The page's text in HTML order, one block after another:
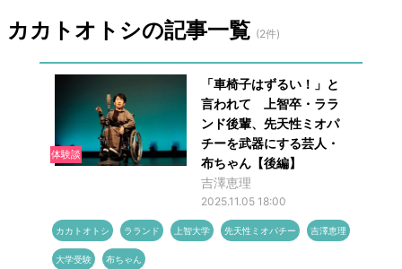
カカトオトシの記事一覧 (2件)
体験談
「車椅子はずるい！」と
言われて 上智卒・ララ
ンド後輩、先天性ミオパ
チーを武器にする芸人・
布ちゃん【後編】
吉澤恵理
2025.11.05 18:00
カカトオトシ ラランド 上智大学 先天性ミオパチー 吉澤恵理
大学受験 布ちゃん